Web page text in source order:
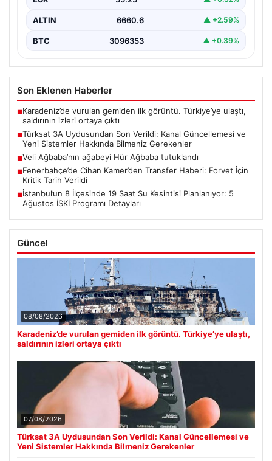
ALTIN 6660.6 ▲ +2.59%
BTC 3096353 ▲ +0.39%
Son Eklenen Haberler
■Karadeniz’de vurulan gemiden ilk görüntü. Türkiye’ye ulaştı,
saldırının izleri ortaya çıktı
■Türksat 3A Uydusundan Son Verildi: Kanal Güncellemesi ve
Yeni Sistemler Hakkında Bilmeniz Gerekenler
■Veli Ağbaba’nın ağabeyi Hür Ağbaba tutuklandı
■Fenerbahçe’de Cihan Kamer’den Transfer Haberi: Forvet İçin
Kritik Tarih Verildi
■İstanbul’un 8 İlçesinde 19 Saat Su Kesintisi Planlanıyor: 5
Ağustos İSKİ Programı Detayları
Güncel
08/08/2026
Karadeniz’de vurulan gemiden ilk görüntü. Türkiye’ye ulaştı,
saldırının izleri ortaya çıktı
07/08/2026
Türksat 3A Uydusundan Son Verildi: Kanal Güncellemesi ve
Yeni Sistemler Hakkında Bilmeniz Gerekenler